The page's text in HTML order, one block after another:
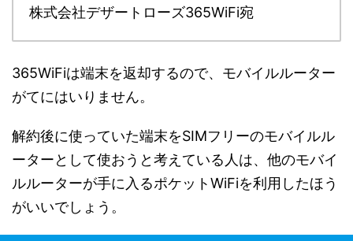
株式会社デザートローズ365WiFi宛
365WiFiは端末を返却するので、モバイルルーター
がてにはいりません。
解約後に使っていた端末をSIMフリーのモバイルル
ーターとして使おうと考えている人は、他のモバイ
ルルーターが手に入るポケットWiFiを利用したほう
がいいでしょう。